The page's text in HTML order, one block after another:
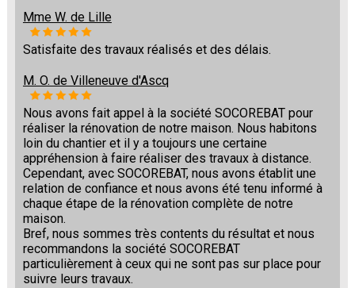
Mme W. de Lille
Satisfaite des travaux réalisés et des délais.
M. O. de Villeneuve d'Ascq
Nous avons fait appel à la société SOCOREBAT pour
réaliser la rénovation de notre maison. Nous habitons
loin du chantier et il y a toujours une certaine
appréhension à faire réaliser des travaux à distance.
Cependant, avec SOCOREBAT, nous avons établit une
relation de confiance et nous avons été tenu informé à
chaque étape de la rénovation complète de notre
maison.
Bref, nous sommes très contents du résultat et nous
recommandons la société SOCOREBAT
particulièrement à ceux qui ne sont pas sur place pour
suivre leurs travaux.